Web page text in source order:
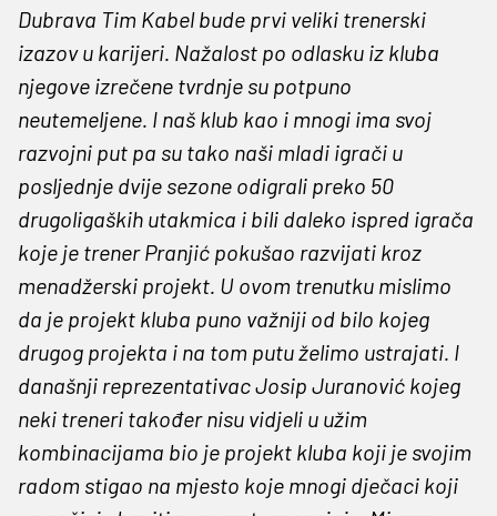
Dubrava Tim Kabel bude prvi veliki trenerski
izazov u karijeri. Nažalost po odlasku iz kluba
njegove izrečene tvrdnje su potpuno
neutemeljene. I naš klub kao i mnogi ima svoj
razvojni put pa su tako naši mladi igrači u
posljednje dvije sezone odigrali preko 50
drugoligaških utakmica i bili daleko ispred igrača
koje je trener Pranjić pokušao razvijati kroz
menadžerski projekt. U ovom trenutku mislimo
da je projekt kluba puno važniji od bilo kojeg
drugog projekta i na tom putu želimo ustrajati. I
današnji reprezentativac Josip Juranović kojeg
neki treneri također nisu vidjeli u užim
kombinacijama bio je projekt kluba koji je svojim
radom stigao na mjesto koje mnogi dječaci koji